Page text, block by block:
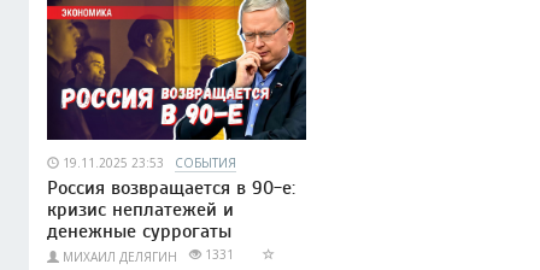
19.11.2025 23:53 СОБЫТИЯ
Россия возвращается в 90-е:
кризис неплатежей и
денежные суррогаты
МИХАИЛ ДЕЛЯГИН 1331